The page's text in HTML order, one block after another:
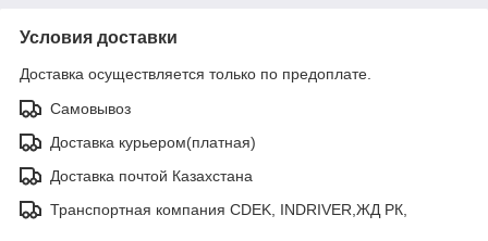
Условия доставки
Доставка осуществляется только по предоплате.
Самовывоз
Доставка курьером(платная)
Доставка почтой Казахстана
Транспортная компания CDEK, INDRIVER,ЖД РК,